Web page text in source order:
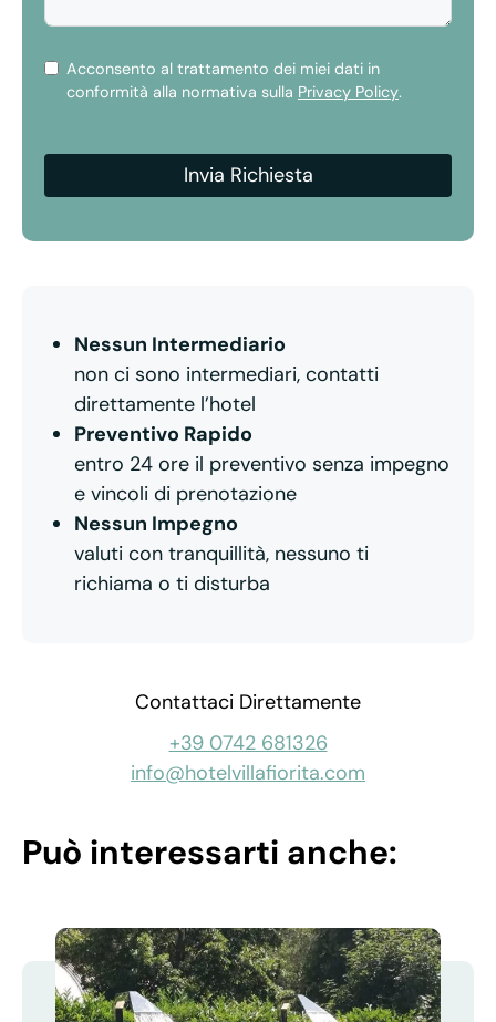
Acconsento al trattamento dei miei dati in
conformità alla normativa sulla Privacy Policy.
Invia Richiesta
Nessun Intermediario
non ci sono intermediari, contatti
direttamente l’hotel
Preventivo Rapido
entro 24 ore il preventivo senza impegno
e vincoli di prenotazione
Nessun Impegno
valuti con tranquillità, nessuno ti
richiama o ti disturba
Contattaci Direttamente
+39 0742 681326
info@hotelvillafiorita.com
Può interessarti anche: